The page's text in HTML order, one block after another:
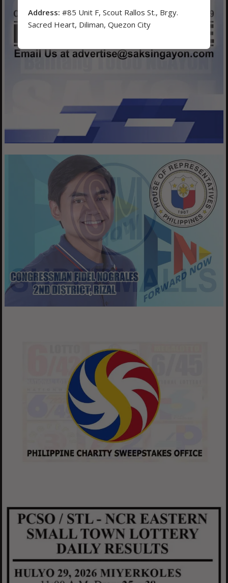
Address: #85 Unit F, Scout Rallos St., Brgy.
Sacred Heart, Diliman, Quezon City